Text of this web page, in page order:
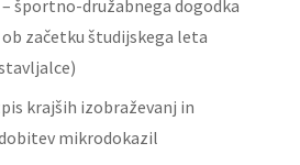
športno-družabnega dogodka
začetku študijskega leta
krajših izobraževanj in
mikrodokazil